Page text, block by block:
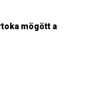
mögött a